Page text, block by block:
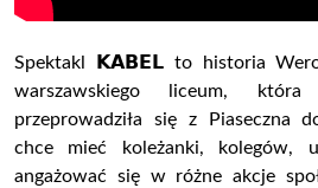
Spektakl 𝗞𝗔𝗕𝗘𝗟 to historia
warszawskiego liceum,
przeprowadziła się z Piaseczna
chce mieć koleżanki, kolegów,
angażować się w różne akcje